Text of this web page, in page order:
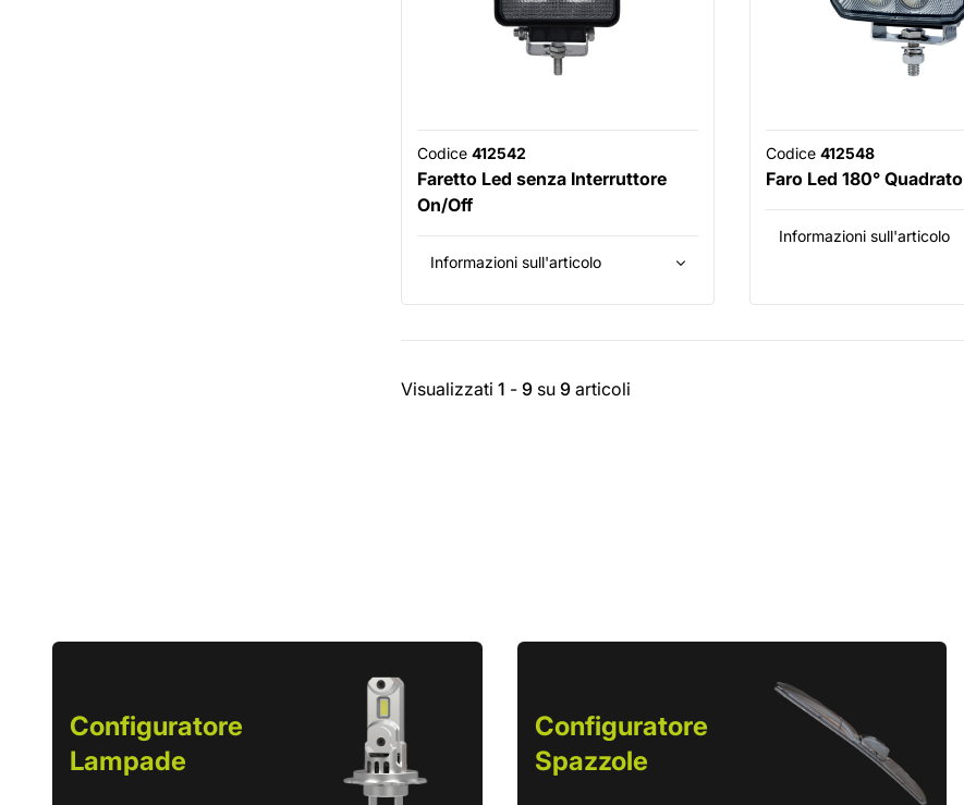
Codice 412542
Faretto Led senza Interruttore
On/Off
Informazioni sull'articolo
Codice 412548
Faro Led 180° Quadrato
Informazioni sull'articolo
Visualizzati 1 - 9 su 9 articoli
Configuratore
Lampade
Configuratore
Spazzole